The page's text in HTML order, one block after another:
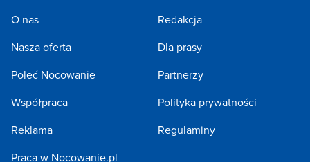
O nas
Nasza oferta
Poleć Nocowanie
Współpraca
Reklama
Praca w Nocowanie.pl
Redakcja
Dla prasy
Partnerzy
Polityka prywatności
Regulaminy